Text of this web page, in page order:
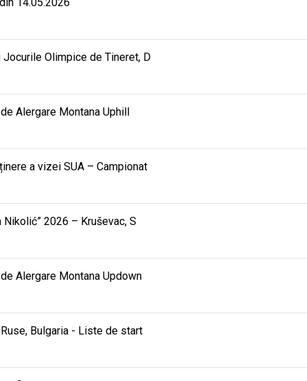
Olimpice de Tineret, D
Alergare Montana Uphill
a vizei SUA – Campionat
2026 – Kruševac, S
Alergare Montana Updown
Bulgaria - Liste de start